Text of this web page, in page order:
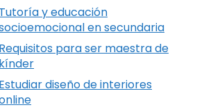
Tutoría y educación
en secundaria
Requisitos para ser maestra de
kínder
Estudiar diseño de interiores